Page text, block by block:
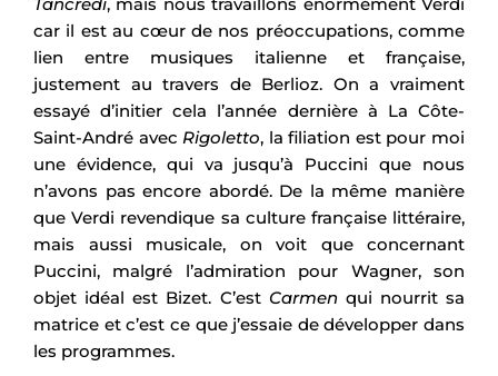
car il est au cœur de nos préoccupations, comme
lien entre musiques italienne et française,
justement au travers de Berlioz. On a vraiment
essayé d’initier cela l’année dernière à La Côte-
Saint-André avec Rigoletto, la filiation est pour moi
une évidence, qui va jusqu’à Puccini que nous
n’avons pas encore abordé. De la même manière
que Verdi revendique sa culture française littéraire,
mais aussi musicale, on voit que concernant
Puccini, malgré l’admiration pour Wagner, son
objet idéal est Bizet. C’est Carmen qui nourrit sa
matrice et c’est ce que j’essaie de développer dans
les programmes.